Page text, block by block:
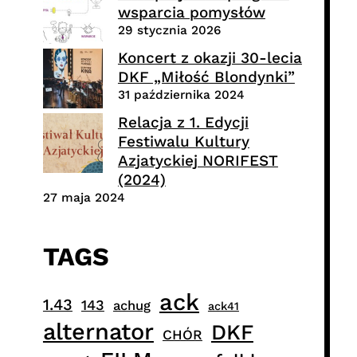
wsparcia pomysłów
29 stycznia 2026
Koncert z okazji 30-lecia
DKF „Miłość Blondynki”
31 października 2024
Relacja z 1. Edycji
Festiwalu Kultury
Azjatyckiej NORIFEST
(2024)
27 maja 2024
TAGS
1.43 143 achug ack ack41
alternator CHÓR DKF